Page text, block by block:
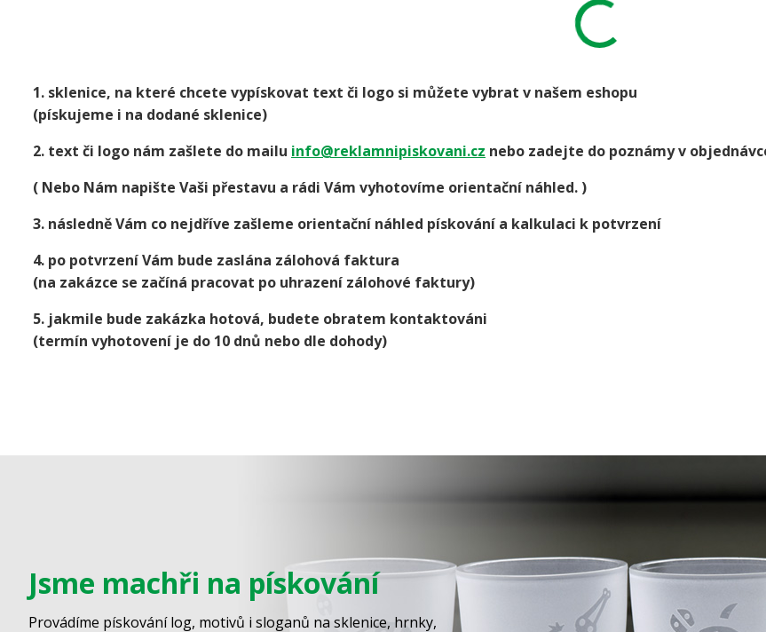
1. sklenice, na které chcete vypískovat text či logo si můžete vybrat v našem eshopu
(pískujeme i na dodané sklenice)
2. text či logo nám zašlete do mailu info@reklamnipiskovani.cz nebo zadejte do poznámy v
( Nebo Nám napište Vaši přestavu a rádi Vám vyhotovíme orientační náhled. )
3. následně Vám co nejdříve zašleme orientační náhled pískování a kalkulaci k potvrzení
4. po potvrzení Vám bude zaslána zálohová faktura
(na zakázce se začíná pracovat po uhrazení zálohové faktury)
5. jakmile bude zakázka hotová, budete obratem kontaktováni
(termín vyhotovení je do 10 dnů nebo dle dohody)
Jsme machři na pískování
Provádíme pískování log, motivů i sloganů na sklenice, hrnky,